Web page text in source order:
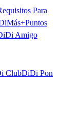
Para
Puntos
Amigo
ClubDiDi Pon